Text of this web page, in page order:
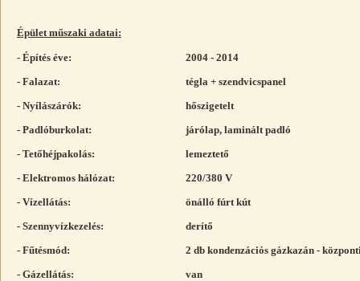
Épület műszaki adatai:
- Építés éve:
2004 - 2014
- Falazat:
tégla + szendvicspanel
- Nyílászárók:
hőszigetelt
- Padlóburkolat:
járólap, laminált padló
- Tetőhéjpakolás:
lemeztető
- Elektromos hálózat:
220/380 V
- Vízellátás:
önálló fúrt kút
- Szennyvízkezelés:
derítő
- Fűtésmód:
2 db kondenzációs gázkazán -
- Gázellátás:
van